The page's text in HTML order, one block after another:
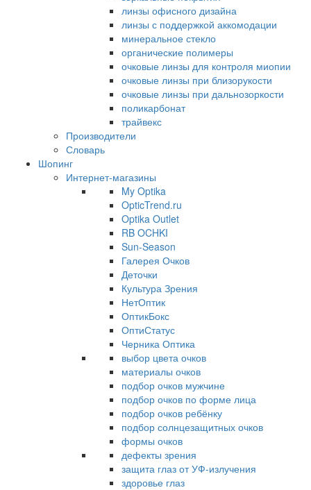
линзы офисного дизайна
линзы с поддержкой аккомодации
минеральное стекло
органические полимеры
очковые линзы для контроля миопии
очковые линзы при близорукости
очковые линзы при дальнозоркости
поликарбонат
трайвекс
Производители
Словарь
Шопинг
Интернет-магазины
My Optika
OpticTrend.ru
Optika Outlet
RB OCHKI
Sun-Season
Галерея Очков
Деточки
Культура Зрения
НетОптик
ОптикБокс
ОптиСтатус
Черника Оптика
выбор цвета очков
материалы очков
подбор очков мужчине
подбор очков по форме лица
подбор очков ребёнку
подбор солнцезащитных очков
формы очков
дефекты зрения
защита глаз от УФ-излучения
здоровье глаз